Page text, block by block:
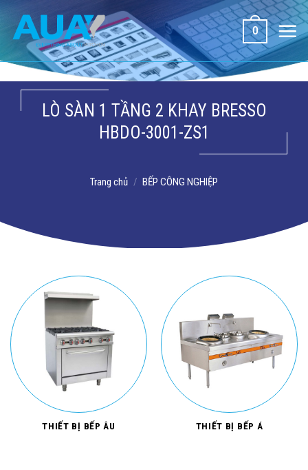
dung
0
LÒ SÀN 1 TẦNG 2 KHAY BRESSO
HBDO-3001-ZS1
Trang chủ / BẾP CÔNG NGHIỆP
THIẾT BỊ BẾP ÂU THIẾT BỊ BẾP Á